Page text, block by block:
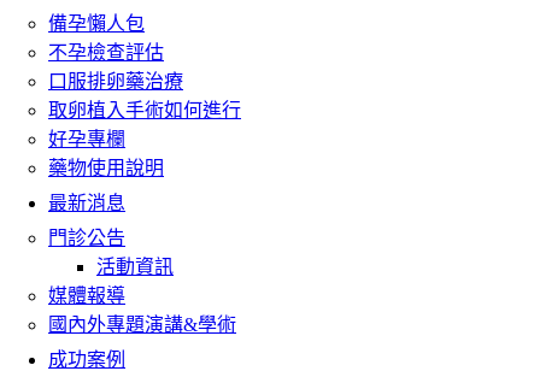
備孕懶人包
不孕檢查評估
口服排卵藥治療
取卵植入手術如何進行
好孕專欄
藥物使用說明
最新消息
門診公告
活動資訊
媒體報導
國內外專題演講&學術
成功案例